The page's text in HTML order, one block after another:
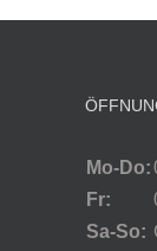
Mo-Do:
Fr:
Sa-So: